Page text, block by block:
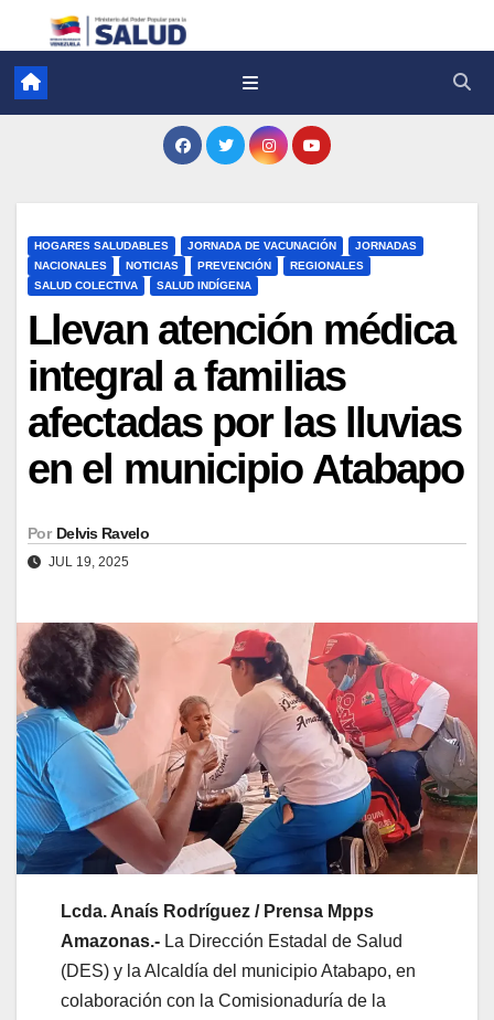
HOGARES SALUDABLES JORNADA DE VACUNACIÓN
JORNADAS
NACIONALES
NOTICIAS PREVENCIÓN
REGIONALES
SALUD COLECTIVA
SALUD INDÍGENA
Llevan atención médica
integral a familias
afectadas por las lluvias
en el municipio Atabapo
Por Delvis Ravelo
JUL 19, 2025
Lcda. Anaís Rodríguez / Prensa Mpps
Amazonas.- La Dirección Estadal de Salud
(DES) y la Alcaldía del municipio Atabapo, en
colaboración con la Comisionaduría de la